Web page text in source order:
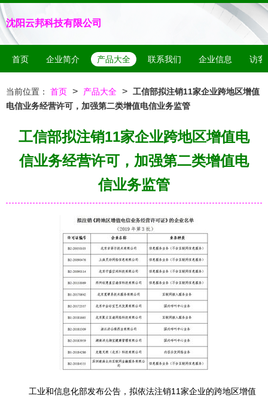
沈阳云邦科技有限公司
首页 企业简介 产品大全 联系我们 企业信息 访客
当前位置： 首页 > 产品大全 > 工信部拟注销11家企业跨地区增值
电信业务经营许可，加强第二类增值电信业务监管
工信部拟注销11家企业跨地区增值电
信业务经营许可，加强第二类增值电
信业务监管
工业和信息化部发布公告，拟依法注销11家企业的跨地区增值